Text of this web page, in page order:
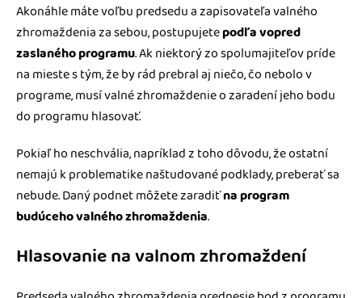
Akonáhle máte voľbu predsedu a zapisovateľa valného
zhromaždenia za sebou, postupujetepodľa vopred
zaslaného programu. Ak niektorý zo spolumajiteľov príde
na mieste s tým, že by rád prebral aj niečo, čo nebolo v
programe, musí valné zhromaždenie o zaradení jeho bodu
do programu hlasovať.
Pokiaľ ho neschvália, napríklad z toho dôvodu, že ostatní
nemajú k problematike naštudované podklady, preberať sa
nebude. Daný podnet môžete zaradiťna program
budúceho valného zhromaždenia.
Hlasovanie na valnom zhromaždení